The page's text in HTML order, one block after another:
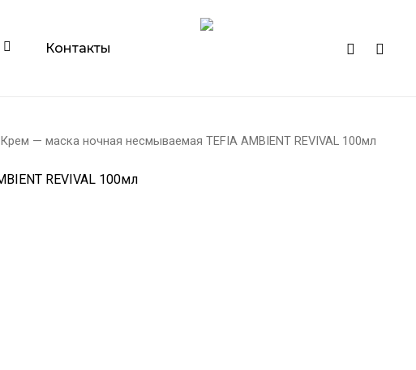
Контакты instagram
phone
Крем — маска ночная несмываемая TEFIA AMBIENT REVIVAL 100мл